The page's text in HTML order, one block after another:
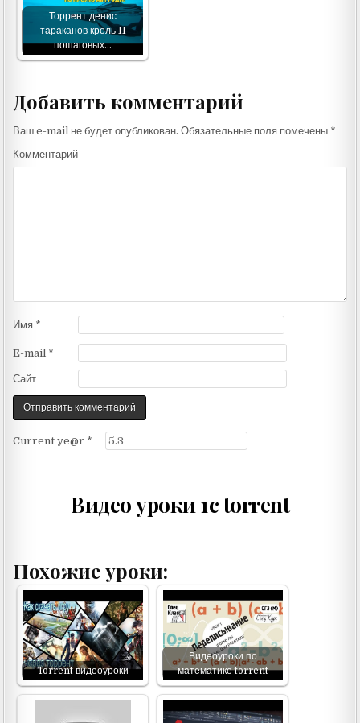
Торрент денис
тараканов кроль 11
пошаговых…
Добавить комментарий
Ваш e-mail не будет опубликован. Обязательные поля помечены *
Комментарий
Имя *
E-mail *
Сайт
Current ye@r *
Видео уроки 1с torrent
Похожие уроки:
Torrent видеоуроки
Видеоуроки по
математике torrent